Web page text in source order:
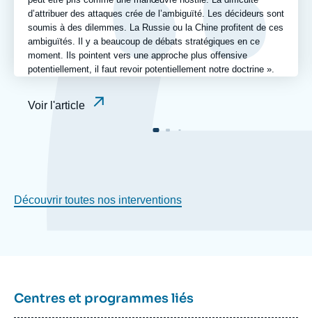
d’attribuer des attaques crée de l’ambiguïté. Les décideurs sont
soumis à des dilemmes. La Russie ou la Chine profitent de ces
ambiguïtés. Il y a beaucoup de débats stratégiques en ce
moment. Ils pointent vers une approche plus offensive
potentiellement, il faut revoir potentiellement notre doctrine ».
Voir l'article
Découvrir toutes nos interventions
Centres et programmes liés